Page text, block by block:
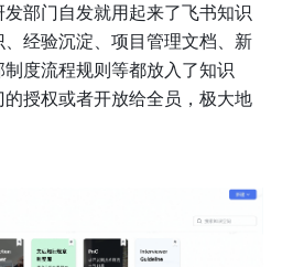
部门自发就用起来了飞书知识
经验沉淀、项目管理文档、新
度流程规则等都放入了知识
授权或者开放给全员，极大地